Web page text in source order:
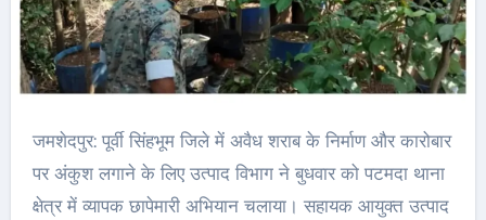
जमशेदपुर: पूर्वी सिंहभूम जिले में अवैध शराब के निर्माण और कारोबार
पर अंकुश लगाने के लिए उत्पाद विभाग ने बुधवार को पटमदा थाना
क्षेत्र में व्यापक छापेमारी अभियान चलाया। सहायक आयुक्त उत्पाद